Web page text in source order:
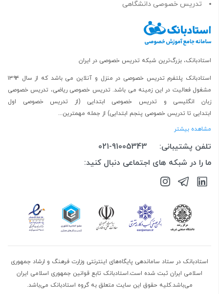
تدریس خصوصی دانشگاهی
استادبانک، بزرگ‌ترین شبکه تدریس خصوصی در ایران
استادبانک پلتفرم تدریس خصوصی در منزل و آنلاین
می باشد که از سال ۱۳۹۴
مشغول فعالیت در این زمینه می باشد.تدریس خصوصی ریاضی، تدریس خصوصی
زبان انگلیسی و تدریس خصوصی ابتدایی (از
تدریس خصوصی اول
ابتدایی تا تدریس خصوصی پنجم ابتدایی) از جمله مهمترین...
مشاهده بیشتر
تلفن پشتیبانی:
021-91005343
ما را در شبکه های اجتماعی دنبال کنید:
استادبانک در ستاد ساماندهی پایگاه‌های اینترنتی وزارت فرهنگ و ارشاد جمهوری
اسلامی ایران ثبت شده است.استادبانک تابع قوانین جمهوری اسلامی ایران
می‌باشد.کلیه حقوق این سایت متعلق به گروه استادبانک می‌باشد.